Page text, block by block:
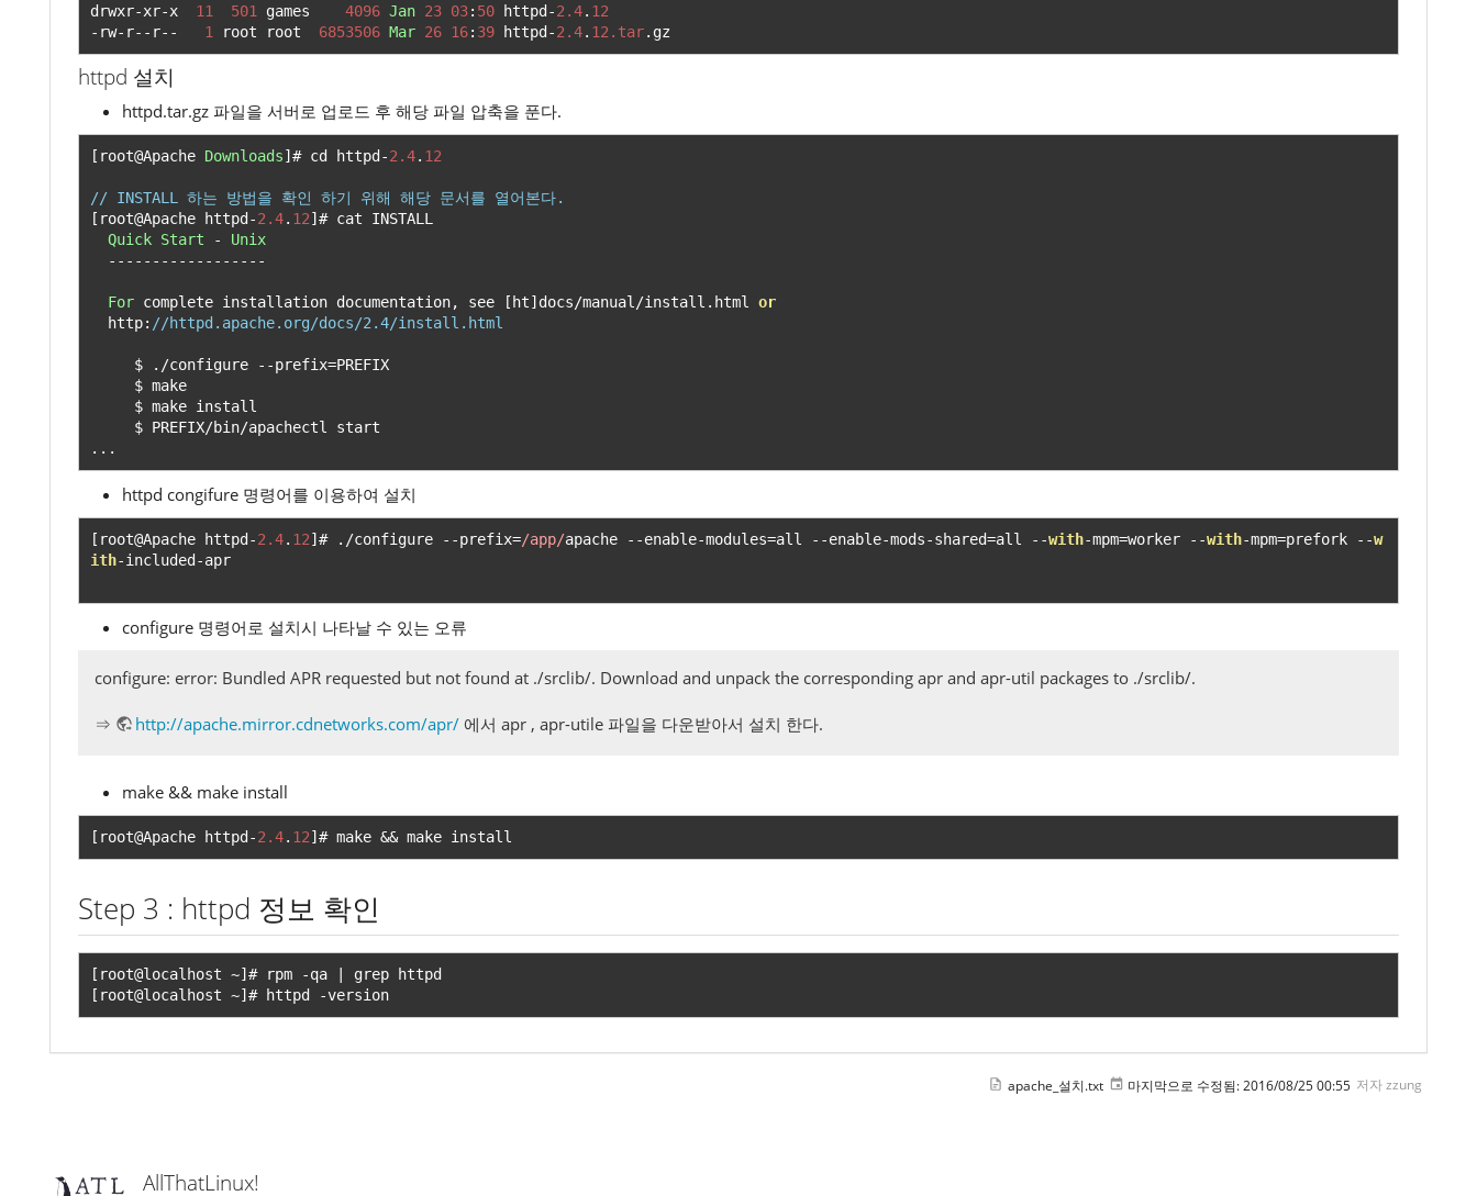
drwxr-xr-x 11 501 games 4096 Jan 23 03: 50 httpd-2.4. 12
- rw- r-- r-- 1 root root 6853506 Mar 26 16: 39 httpd-2.4. 12.tar. gz
httpd 설치
httpd.tar.gz 파일을 서버로 업로드 후 해당 파일 압축을 푼다.
[ root@Apache Downloads]# cd httpd -2.4. 12
// INSTALL 하는 방법을 확인 하기 위해 해당 문서를 열어본다.
[ root@Apache httpd -2.4. 12]# cat INSTALL
Quick Start -
Unix
------------------
For complete installation documentation, see [ ht] docs/manual /install . html or
  http
: //httpd.apache.org/docs/2.4/install.html
     $
./configure --prefix=PREFIX
     $ PREFIX
/bin/
...
httpd congifure 명령어를 이용하여 설치
[ root@Apache httpd -2.4. 12]# ./configure --prefix=/app/apache --enable-modules=all --enable-mods-shared=all --with-mpm=worker --with-mpm=prefork --w
ith-included -apr
configure 명령어로 설치시 나타날 수 있는 오류
configure: error: Bundled APR requested but not found at ./srclib/. Download and unpack the corresponding apr and apr-util packages to ./srclib/.
⇒ http://apache.mirror.cdnetworks.com/apr/ 에서 apr , apr-utile 파일을 다운받아서 설치 한다.
make && make install
[ root@Apache httpd -2.4. 12]# make && make install
Step 3 : httpd 정보 확인
[ root@localhost ~]# rpm -qa
[ root@localhost ~]# httpd -version
apache_설치.txt 마지막으로 수정됨: 2016/08/25 00:55 저자zzung
AllThatLinux!